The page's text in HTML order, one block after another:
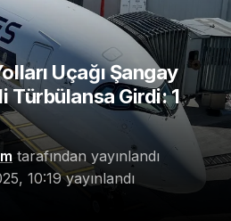
Uçağı Şangay
Türbülansa Girdi: 1
tarafından yayınlandı
10:19yayınlandı